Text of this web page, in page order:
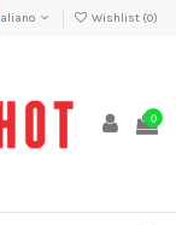
Wishlist (0)
0